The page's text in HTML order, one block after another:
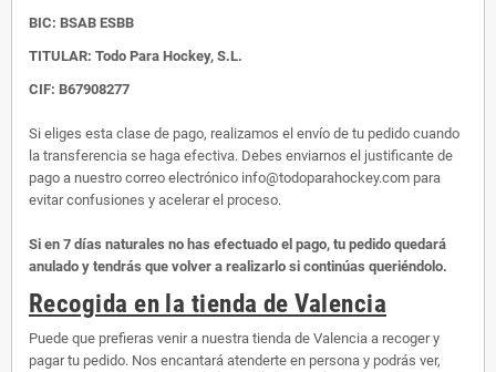
BIC: BSAB ESBB
TITULAR: Todo Para Hockey, S.L.
CIF: B67908277
Si eliges esta clase de pago, realizamos el envío de tu pedido cuando
la transferencia se haga efectiva. Debes enviarnos el justificante de
pago a nuestro correo electrónico info@todoparahockey.com para
evitar confusiones y acelerar el proceso.
Si en 7 días naturales no has efectuado el pago, tu pedido quedará
anulado y tendrás que volver a realizarlo si continúas queriéndolo.
Recogida en la tienda de Valencia
Puede que prefieras venir a nuestra tienda de Valencia a recoger y
pagar tu pedido. Nos encantará atenderte en persona y podrás ver,